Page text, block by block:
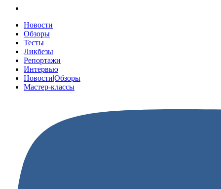
Новости
Обзоры
Тесты
Ликбезы
Репортажи
Интервью
Новости|Обзоры
Мастер-классы